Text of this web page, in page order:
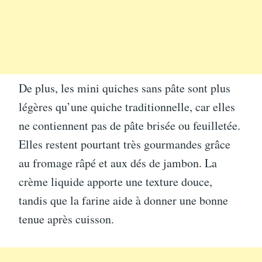
De plus, les mini quiches sans pâte sont plus
légères qu’une quiche traditionnelle, car elles
ne contiennent pas de pâte brisée ou feuilletée.
Elles restent pourtant très gourmandes grâce
au fromage râpé et aux dés de jambon. La
crème liquide apporte une texture douce,
tandis que la farine aide à donner une bonne
tenue après cuisson.